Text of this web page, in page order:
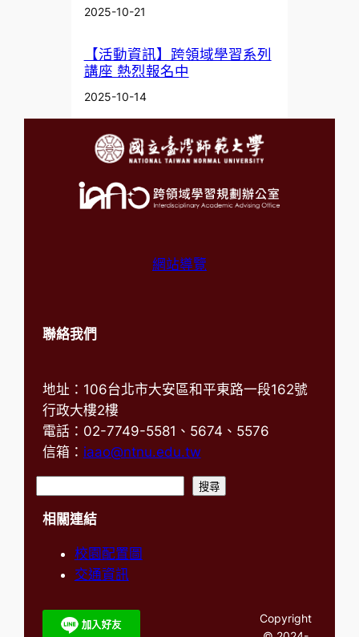
2025-10-21
【活動資訊】跨領域學習系列
講座 熱烈報名中
2025-10-14
網站導覽
聯絡我們
地址：106台北市大安區和平東路一段162號
行政大樓2樓
電話：02-7749-5581、5674、5576
信箱： iaao@ntnu.edu.tw
搜尋
相關連結
校園配置圖
交通資訊
Copyright